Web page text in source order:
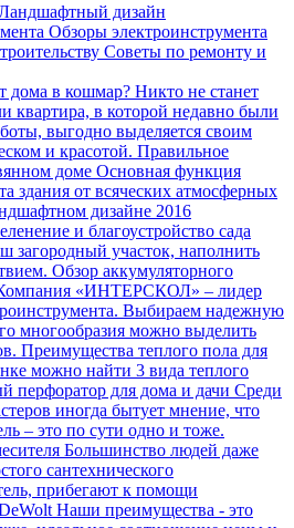
дизайн
Обзоры электроинструмента
Советы по ремонту и
дома в кошмар? Никто не станет
квартира, в которой недавно были
выгодно выделяется своим
и красотой. Правильное
доме Основная функция
здания от всяческих атмосферных
дизайне 2016
и благоустройство сада
загородный участок, наполнить
Обзор аккумуляторного
«ИНТЕРСКОЛ» – лидер
Выбираем надежную
многообразия можно выделить
Преимущества теплого пола для
можно найти 3 вида теплого
перфоратор для дома и дачи Среди
иногда бытует мнение, что
– это по сути одно и тоже.
Большинство людей даже
сантехнического
прибегают к помощи
Наши преимущества - это